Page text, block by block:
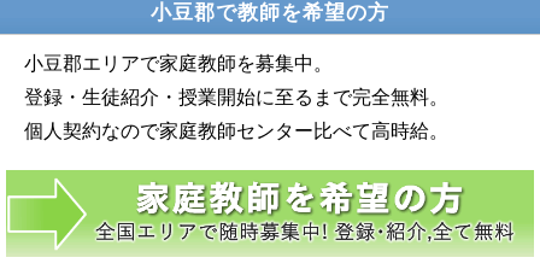
小豆郡で教師を希望の方
小豆郡エリアで家庭教師を募集中。
登録・生徒紹介・授業開始に至るまで完全無料。
個人契約なので家庭教師センター比べて高時給。